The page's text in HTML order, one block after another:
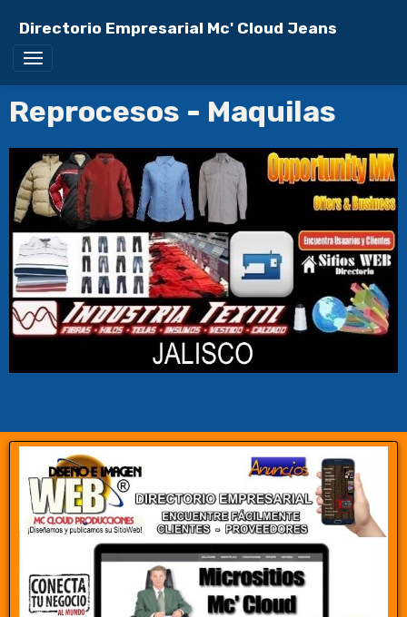
Directorio Empresarial Mc' Cloud Jeans
Reprocesos - Maquilas